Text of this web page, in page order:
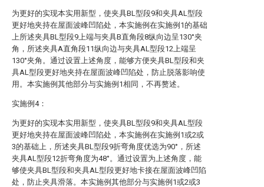
为更好的实现本实用新型，使夹具BL型段9和夹具AL型段
更好地夹持在屋面波峰凹陷处，本实施例在实施例1的基础
上所述夹具BL型段9上端与夹具B直角段8纵向边呈130°夹
角，所述夹具A直角段11纵向边与夹具AL型段12上端呈
130°夹角。通过设置上述角度，能够方便夹具BL型段和夹
具AL型段更好地夹持在屋面波峰凹陷处，防止脱落影响使
用。本实施例其他部分与实施例1相同，不再赘述。
实施例4：
为更好的实现本实用新型，使夹具BL型段9和夹具AL型段
更好地夹持在屋面波峰凹陷处，本实施例在实施例1或2或
3的基础上，所述夹具BL型段9折弯角度优选为90°，所述
夹具AL型段12折弯角度为48°。通过设置为上述角度，能
够使夹具BL型段和夹具AL型段更好地卡接在屋面波峰凹陷
处，防止夹具滑落。本实施例其他部分与实施例1或2或3